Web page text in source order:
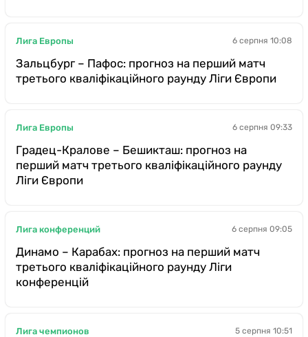
Лига Европы 6 серпня 10:08
Зальцбург – Пафос: прогноз на перший матч
третього кваліфікаційного раунду Ліги Європи
Лига Европы 6 серпня 09:33
Градец-Кралове – Бешикташ: прогноз на
перший матч третього кваліфікаційного раунду
Ліги Європи
Лига конференций 6 серпня 09:05
Динамо – Карабах: прогноз на перший матч
третього кваліфікаційного раунду Ліги
конференцій
Лига чемпионов 5 серпня 10:51